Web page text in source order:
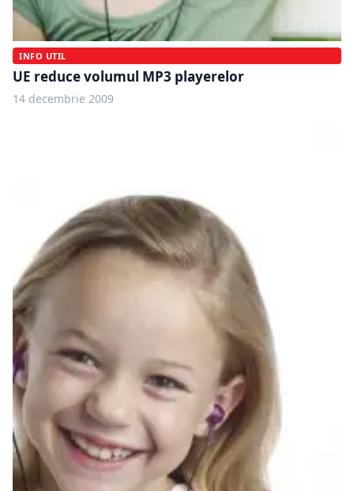
INFO UTIL
UE reduce volumul MP3 playerelor
14 decembrie 2009